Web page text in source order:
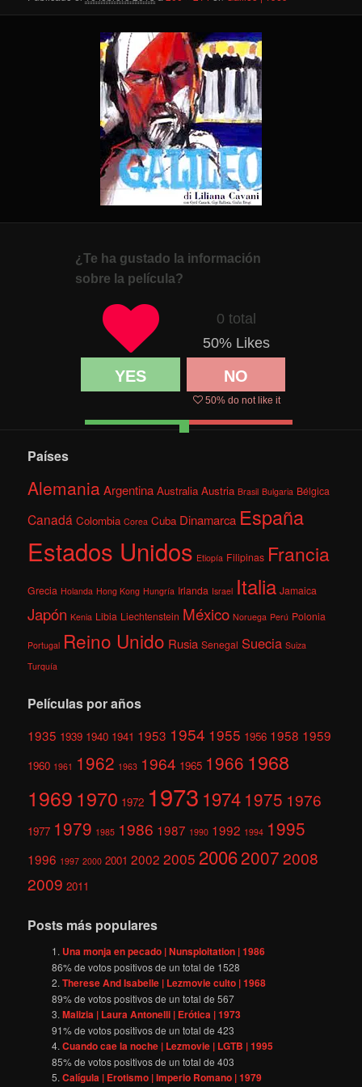
¿Te ha gustado la información
sobre la película?
0 total
50% Likes
YES NO
50% do not like it
Países
AlemaniaArgentina Australia Austria Brasil Bulgaria Bélgica
Canadá Colombia Corea Cuba Dinamarca España
Estados Unidos Etiopía Filipinas Francia
Grecia Holanda Hong Kong Hungría Irlanda Israel Italia Jamaica
Japón Kenia Libia Liechtenstein México Noruega Perú Polonia
Portugal Reino Unido Rusia Senegal Suecia Suiza
Turquía
Películas por años
1935 1939 1940 1941 1953 1954 1955 1956 1958 1959
1960 1961 1962 1963 1964 1965 1966 1968
1969 1970 1972 1973 1974 1975 1976
1977 1979 1985 1986 1987 1990 1992 1994 1995
1996 1997 2000 2001 2002 2005 200620072008
2009 2011
Posts más populares
Una monja en pecado | Nunsploitation | 1986
86% de votos positivos de un total de 1528
Therese And Isabelle | Lezmovie culto | 1968
89% de votos positivos de un total de567
Malizia | Laura Antonelli | Erótica | 1973
91% de votos positivos de un total de423
Cuando cae la noche | Lezmovie | LGTB | 1995
85% de votos positivos de un total de403
Calígula | Erotismo | Imperio Romano | 1979